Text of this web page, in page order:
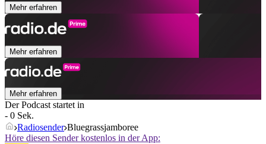
Mehr erfahren
Mehr erfahren
Mehr erfahren
Der Podcast startet in
- 0 Sek.
Radiosender Bluegrassjamboree
Höre diesen Sender kostenlos in der App: